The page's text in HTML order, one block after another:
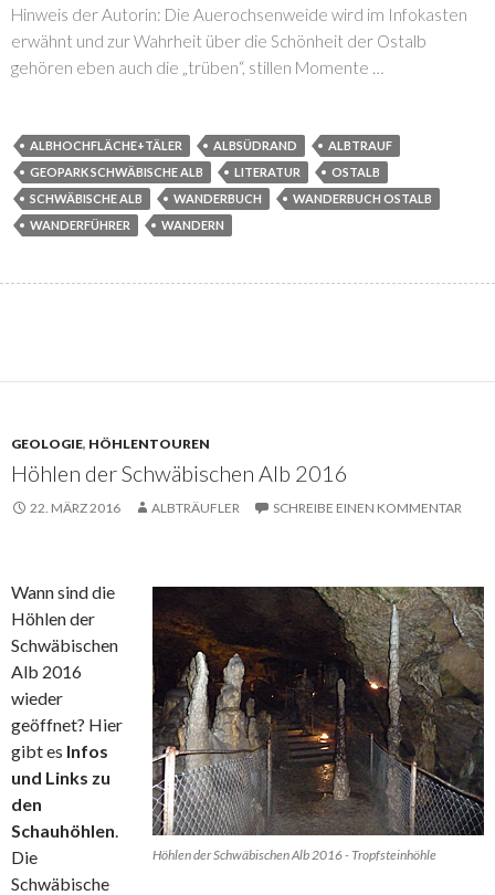
Hinweis der Autorin: Die Auerochsenweide wird im Infokasten
erwähnt und zur Wahrheit über die Schönheit der Ostalb
gehören eben auch die „trüben“, stillen Momente …
ALBHOCHFLÄCHE+TÄLER ALBSÜDRAND
ALBTRAUF
GEOPARK SCHWÄBISCHE ALB
LITERATUR
OSTALB
SCHWÄBISCHE ALB
WANDERBUCH
WANDERBUCH OSTALB
WANDERFÜHRER
WANDERN
GEOLOGIE, HÖHLENTOUREN
Höhlen der Schwäbischen Alb 2016
22. MÄRZ 2016 ALBTRÄUFLER SCHREIBE EINEN KOMMENTAR
Höhlen der Schwäbischen Alb 2016 - Tropfsteinhöhle
Wann sind die
Höhlen der
Schwäbischen
Alb 2016
wieder
geöffnet? Hier
gibt es Infos
und Links zu
den
Schauhöhlen.
Die
Schwäbische